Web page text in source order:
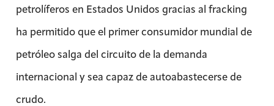
petrolíferos en Estados Unidos gracias al fracking
ha permitido que el primer consumidor mundial de
petróleo salga del circuito de la demanda
internacional y sea capaz de autoabastecerse de
crudo.